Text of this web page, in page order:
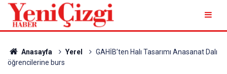
Anasayfa Yerel
GAHİB’ten Halı Tasarımı Anasanat Dalı
öğrencilerine burs